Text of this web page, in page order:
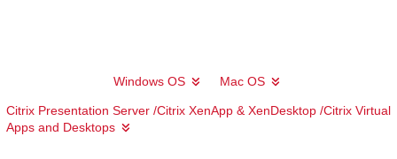
Windows OS Mac OS
Citrix Presentation Server /Citrix XenApp & XenDesktop /Citrix Virtual
Apps and Desktops